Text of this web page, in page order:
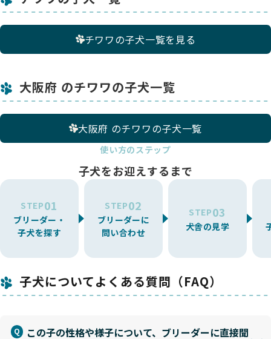
チワワの子犬一覧を見る
大阪府 のチワワの子犬一覧
大阪府 のチワワの子犬一覧
使い方のステップ
子犬をお迎えするまで
STEP01
ブリーダー・
子犬を探す
STEP02
ブリーダーに
問い合わせ
STEP03
犬舎の見学
子犬についてよくある質問（FAQ）
この子の性格や様子について、ブリーダーに直接聞